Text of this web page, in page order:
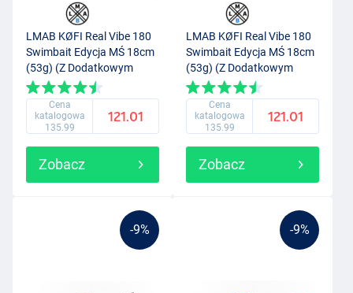
LMAB KØFI Real Vibe 180
Swimbait Edycja MŚ 18cm
(53g) (Z Dodatkowym
Ogonem) Austria
Cena
katalogowa
135.99
121.01
Zobacz
LMAB KØFI Real Vibe 180
Swimbait Edycja MŚ 18cm
(53g) (Z Dodatkowym
Ogonem) Argentina
Cena
katalogowa
135.99
121.01
Zobacz
-9% -9%